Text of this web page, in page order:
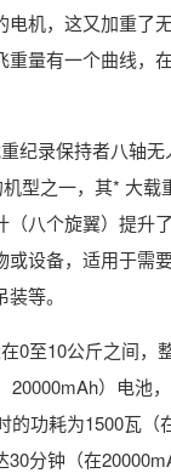
电机，这又加重了
重量有一个曲线，
纪录保持者八轴无
型之一，其* 大载
（八个旋翼）提升
或设备，适用于需
等。
0至10公斤之间，
20000mAh）电池
的功耗为1500瓦（
分钟（在